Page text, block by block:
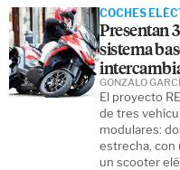
COCHES
Presentan
sistema
El proyecto
de tres
modulares:
estrecha, con
un scooter
GONZALO